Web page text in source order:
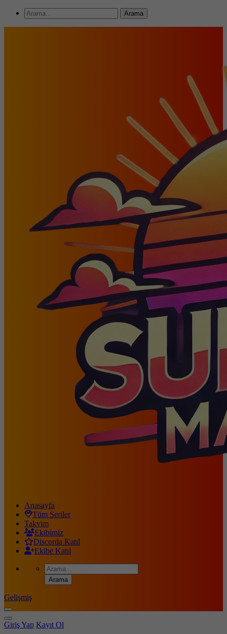
Anasayfa
Tüm Seriler
Takvim
Ekibimiz
Discorda Katıl
Ekibe Katıl
Gelişmiş
Giriş Yap Kayıt Ol